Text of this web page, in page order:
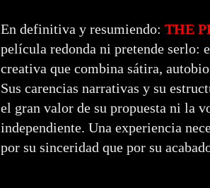
En definitiva y resumiendo: THE
película redonda ni pretende serlo:
creativa que combina sátira,
Sus carencias narrativas y su
el gran valor de su propuesta ni la
independiente. Una experiencia
por su sinceridad que por su